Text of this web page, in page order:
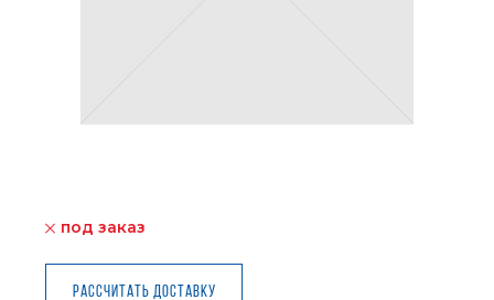
под заказ
Рассчитать доставку